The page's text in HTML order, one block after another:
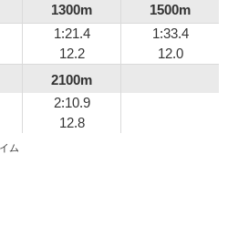
1300m
1500m
1:21.4
12.2
1:33.4
12.0
2100m
2:10.9
12.8
ム